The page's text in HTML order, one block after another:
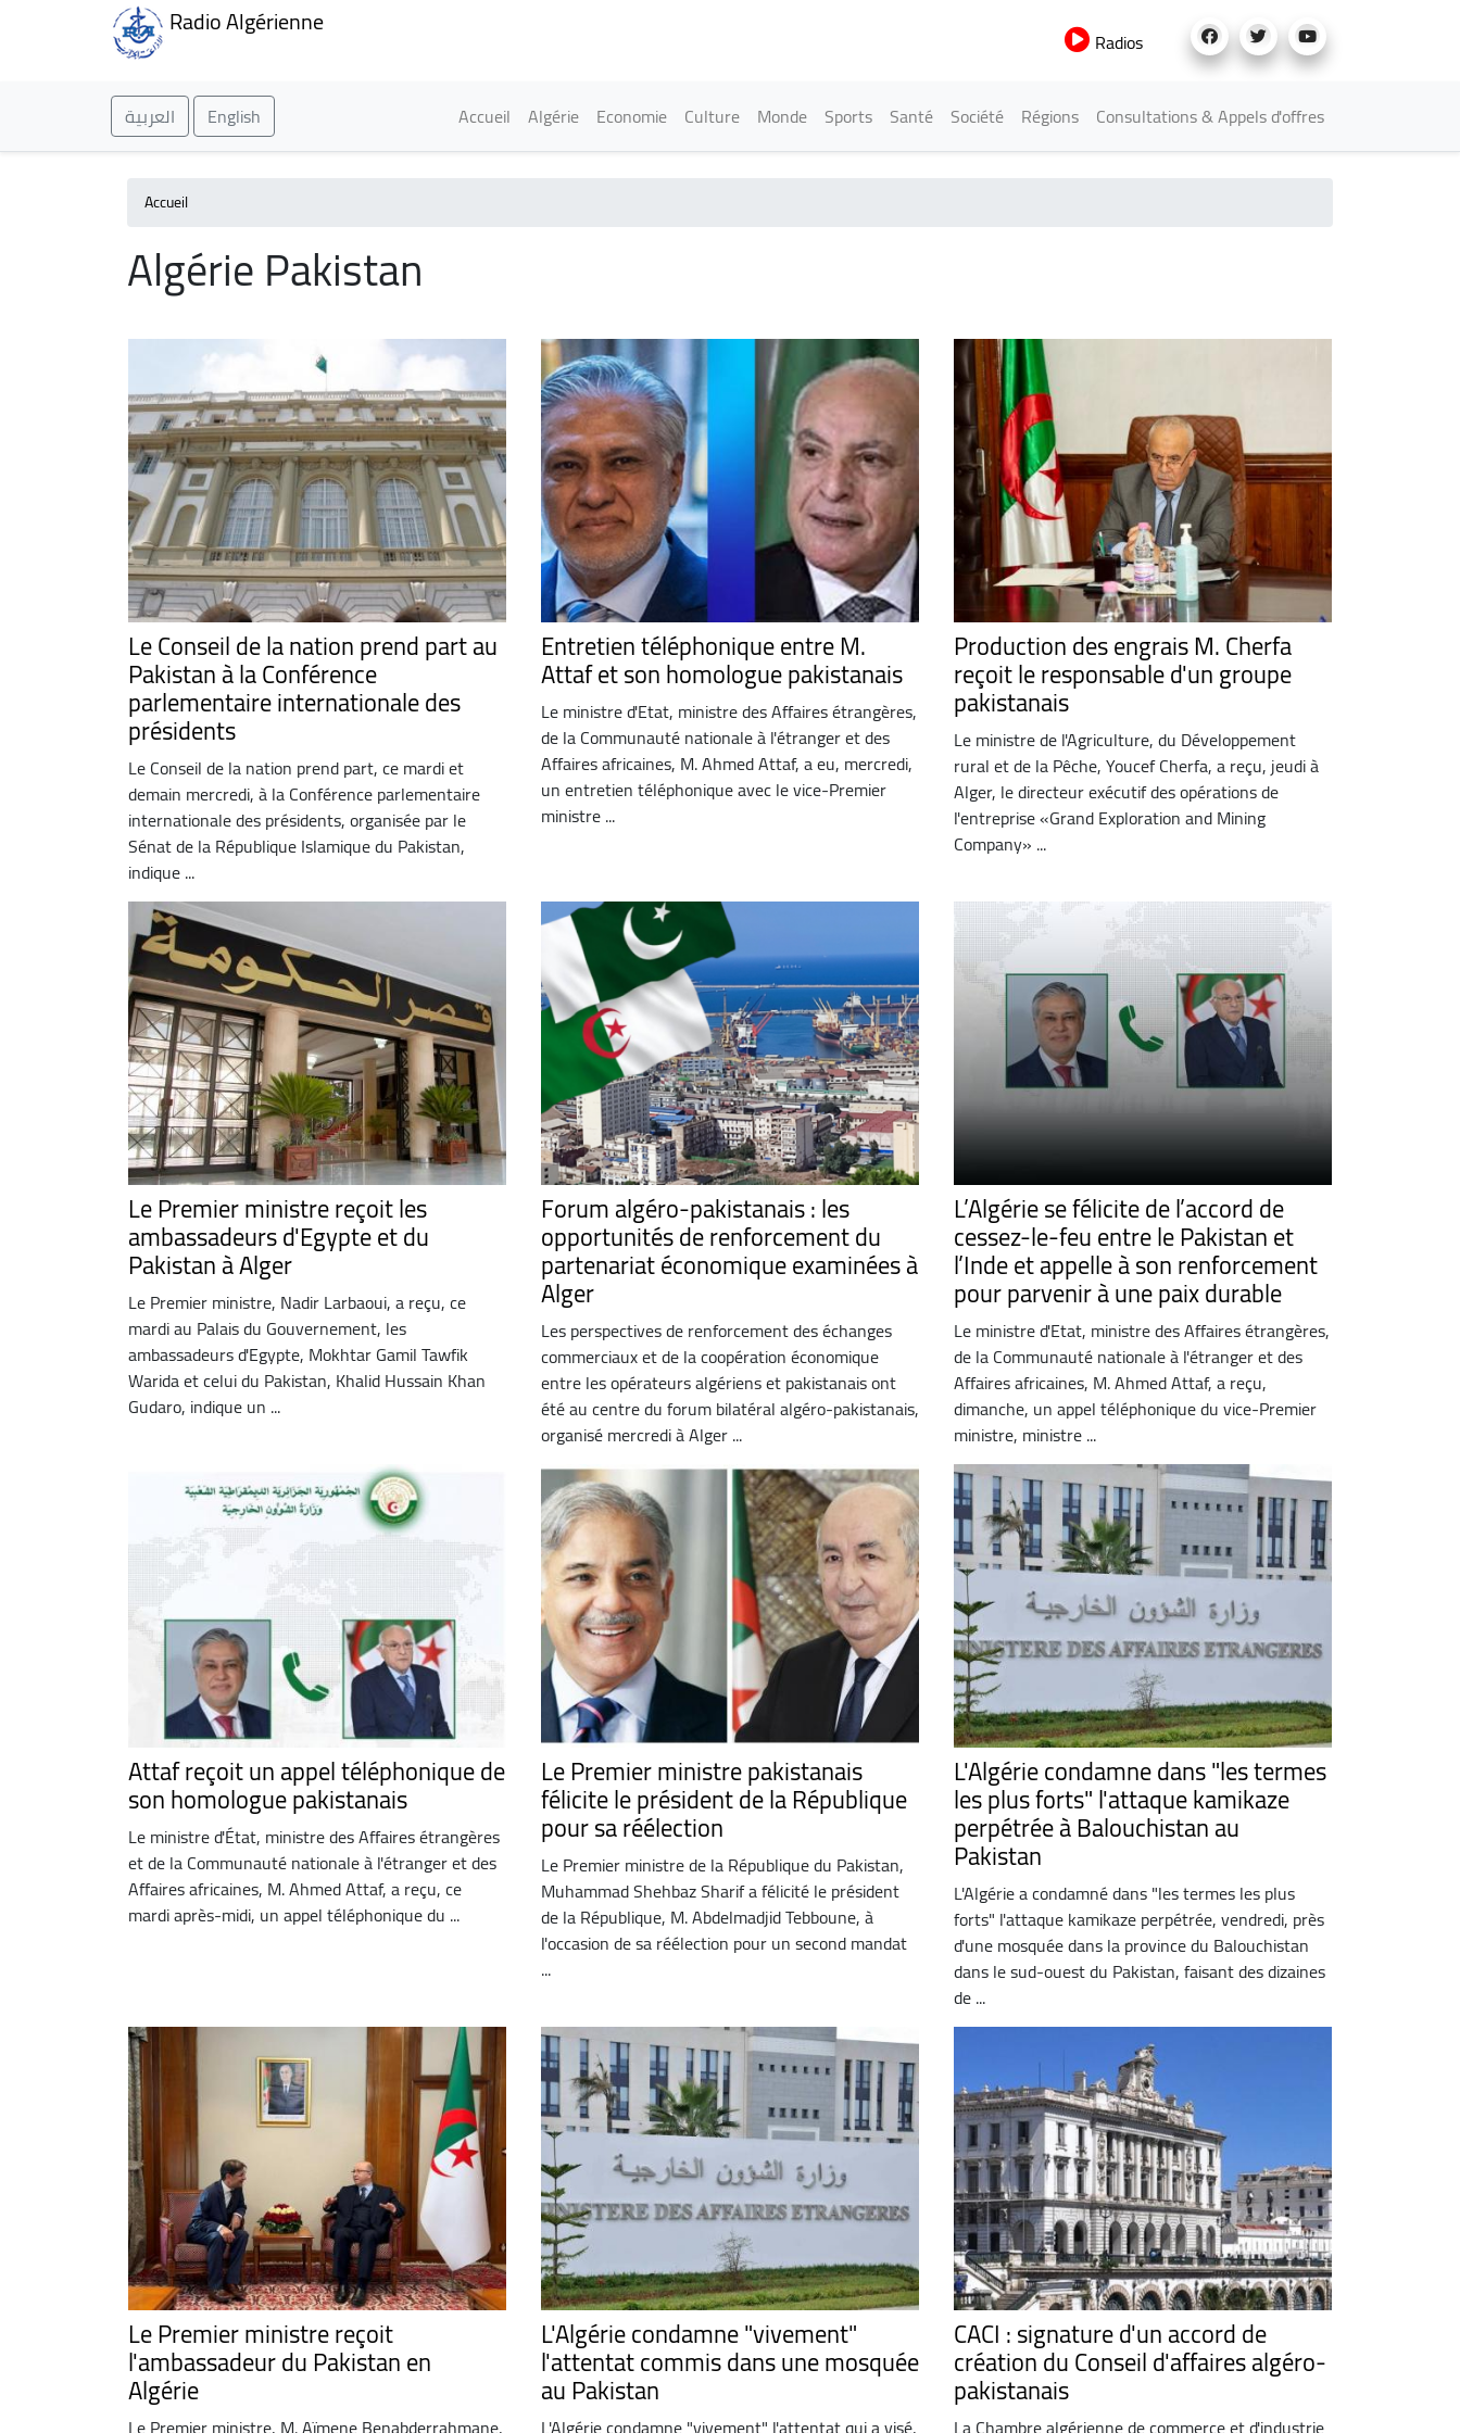
Radio Algérienne
Radios
العربية English Main navigation
Accueil Algérie Economie Culture Monde Sports Santé Société Régions Consultations & Appels d'offres
Accueil
Algérie Pakistan
Le Conseil de la nation prend part au
Pakistan à la Conférence
parlementaire internationale des
présidents
Le Conseil de la nation prend part, ce mardi et
demain mercredi, à la Conférence parlementaire
internationale des présidents, organisée par le
Sénat de la République Islamique du Pakistan,
indique ...
Entretien téléphonique entre M.
Attaf et son homologue pakistanais
Le ministre d'Etat, ministre des Affaires étrangères,
de la Communauté nationale à l'étranger et des
Affaires africaines, M. Ahmed Attaf, a eu, mercredi,
un entretien téléphonique avec le vice-Premier
ministre ...
Production des engrais M. Cherfa
reçoit le responsable d'un groupe
pakistanais
Le ministre de l'Agriculture, du Développement
rural et de la Pêche, Youcef Cherfa, a reçu, jeudi à
Alger, le directeur exécutif des opérations de
l'entreprise «Grand Exploration and Mining
Company» ...
Le Premier ministre reçoit les
ambassadeurs d'Egypte et du
Pakistan à Alger
Le Premier ministre, Nadir Larbaoui, a reçu, ce
mardi au Palais du Gouvernement, les
ambassadeurs d'Egypte, Mokhtar Gamil Tawfik
Warida et celui du Pakistan, Khalid Hussain Khan
Gudaro, indique un ...
Forum algéro-pakistanais : les
opportunités de renforcement du
partenariat économique examinées à
Alger
Les perspectives de renforcement des échanges
commerciaux et de la coopération économique
entre les opérateurs algériens et pakistanais ont
été au centre du forum bilatéral algéro-pakistanais,
organisé mercredi à Alger ...
L’Algérie se félicite de l’accord de
cessez-le-feu entre le Pakistan et
l’Inde et appelle à son renforcement
pour parvenir à une paix durable
Le ministre d'Etat, ministre des Affaires étrangères,
de la Communauté nationale à l'étranger et des
Affaires africaines, M. Ahmed Attaf, a reçu,
dimanche, un appel téléphonique du vice-Premier
ministre, ministre ...
Attaf reçoit un appel téléphonique de
son homologue pakistanais
Le ministre d'État, ministre des Affaires étrangères
et de la Communauté nationale à l'étranger et des
Affaires africaines, M. Ahmed Attaf, a reçu, ce
mardi après-midi, un appel téléphonique du ...
Le Premier ministre pakistanais
félicite le président de la République
pour sa réélection
Le Premier ministre de la République du Pakistan,
Muhammad Shehbaz Sharif a félicité le président
de la République, M. Abdelmadjid Tebboune, à
l'occasion de sa réélection pour un second mandat
...
L'Algérie condamne dans "les termes
les plus forts" l'attaque kamikaze
perpétrée à Balouchistan au
Pakistan
L'Algérie a condamné dans "les termes les plus
forts" l'attaque kamikaze perpétrée, vendredi, près
d'une mosquée dans la province du Balouchistan
dans le sud-ouest du Pakistan, faisant des dizaines
de ...
Le Premier ministre reçoit
l'ambassadeur du Pakistan en
Algérie
L'Algérie condamne "vivement"
l'attentat commis dans une mosquée
au Pakistan
CACI : signature d'un accord de
création du Conseil d'affaires algéro-
pakistanais